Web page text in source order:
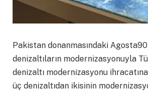
Pakistan donanmasındaki
denizaltıların modernizasyonuyla
denizaltı modernizasyonu
üç denizaltıdan ikisinin